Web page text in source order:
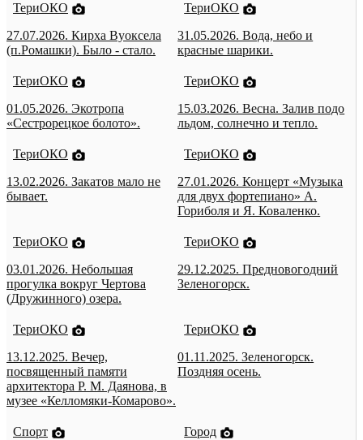
ТериОКО
27.07.2026. Кирха Вуоксела
(п.Ромашки). Было - стало.
ТериОКО
31.05.2026. Вода, небо и
красные шарики.
ТериОКО
01.05.2026. Экотропа
«Сестрорецкое болото».
ТериОКО
15.03.2026. Весна. Залив подо
льдом, солнечно и тепло.
ТериОКО
13.02.2026. Закатов мало не
бывает.
ТериОКО
27.01.2026. Концерт «Музыка
для двух фортепиано» А.
Гориболя и Я. Коваленко.
ТериОКО
03.01.2026. Небольшая
прогулка вокруг Чертова
(Дружинного) озера.
ТериОКО
29.12.2025. Предновогодний
Зеленогорск.
ТериОКО
13.12.2025. Вечер,
посвященный памяти
архитектора Р. М. Даянова, в
музее «Келломяки-Комарово».
ТериОКО
01.11.2025. Зеленогорск.
Поздняя осень.
Спорт
Город